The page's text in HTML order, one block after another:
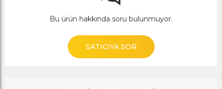
Bu ürün hakkında soru bulunmuyor.
SATICIYA SOR